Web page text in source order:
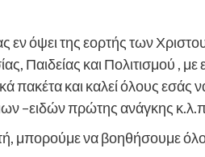
όψει της εορτής των
Παιδείας και Πολιτισμού , με
πακέτα και καλεί όλους
–ειδών πρώτης ανάγκης
μπορούμε να βοηθήσουμε